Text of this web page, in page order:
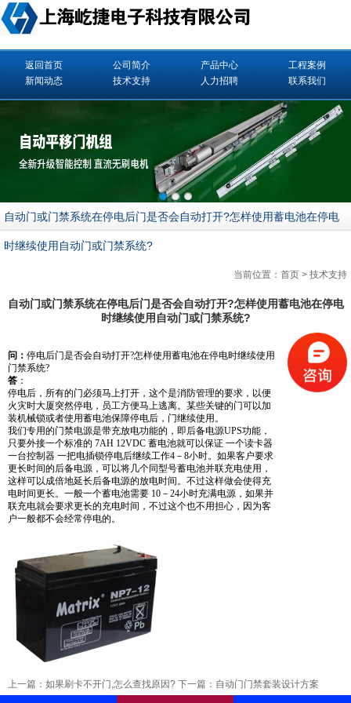
返回首页 公司简介 产品中心
工程案例
新闻动态
技术支持 人力招聘 联系我们
自动门或门禁系统在停电后门是否会自动打开?怎样使用蓄电池在停电
时继续使用自动门或门禁系统?
当前位置： 首页 > 技术支持
自动门或门禁系统在停电后门是否会自动打开?怎样使用蓄电池在停电
时继续使用自动门或门禁系统?
问： 停电后门是否会自动打开?怎样使用蓄电池在停电时继续使用
门禁系统?
答 ：
停电后，所有的门必须马上打开，这个是消防管理的要求，以便
火灾时大厦突然停电，员工方便马上逃离。某些关键的门可以加
装机械锁或者使用蓄电池保障停电后，门继续使用。
我们专用的门禁电源是带充放电功能的，即后备电源UPS功能，
只要外接一个标准的 7AH 12VDC 蓄电池就可以保证 一个读卡器
一台控制器 一把电插锁停电后继续工作4－8小时。如果客户要求
更长时间的后备电源，可以将几个同型号蓄电池并联充电使用，
这样可以成倍地延长后备电源的放电时间。不过这样做会使得充
电时间更长。一般一个蓄电池需要 10－24小时充满电源，如果并
联充电就会要求更长的充电时间，不过这个也不用担心，因为客
户一般都不会经常停电的。
上一篇： 如果刷卡不开门,怎么查找原因? 下一篇： 自动门门禁套装设计方案